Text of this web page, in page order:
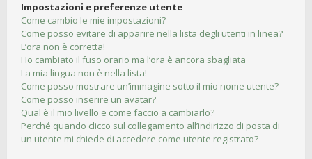
Impostazioni e preferenze utente
Come cambio le mie impostazioni?
Come posso evitare di apparire nella lista degli utenti in linea?
L’ora non è corretta!
Ho cambiato il fuso orario ma l’ora è ancora sbagliata
La mia lingua non è nella lista!
Come posso mostrare un’immagine sotto il mio nome utente?
Come posso inserire un avatar?
Qual è il mio livello e come faccio a cambiarlo?
Perché quando clicco sul collegamento all’indirizzo di posta di
un utente mi chiede di accedere come utente registrato?